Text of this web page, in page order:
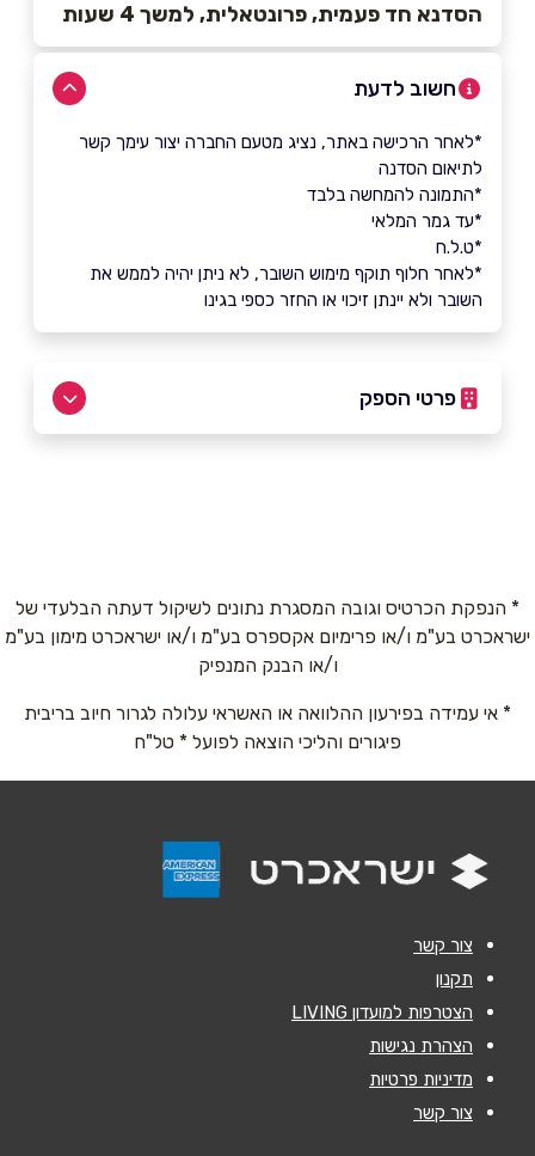
הסדנא חד פעמית, פרונטאלית, למשך 4 שעות
חשוב לדעת
*לאחר הרכישה באתר, נציג מטעם החברה יצור עימך קשר
לתיאום הסדנה
*התמונה להמחשה בלבד
*עד גמר המלאי
*ט.ל.ח
*לאחר חלוף תוקף מימוש השובר, לא ניתן יהיה לממש את
השובר ולא יינתן זיכוי או החזר כספי בגינו
פרטי הספק
שם מלא*
אימייל*
נושא*
הודעה*
* הנפקת הכרטיס וגובה המסגרת נתונים לשיקול דעתה הבלעדי של
ישראכרט בע"מ ו/או פרימיום אקספרס בע"מ ו/או ישראכרט מימון בע"מ
ו/או הבנק המנפיק
* אי עמידה בפירעון ההלוואה או האשראי עלולה לגרור חיוב בריבית
פיגורים והליכי הוצאה לפועל * טל"ח
צור קשר
תקנון
הצטרפות למועדון LIVING
הצהרת נגישות
מדיניות פרטיות
צור קשר